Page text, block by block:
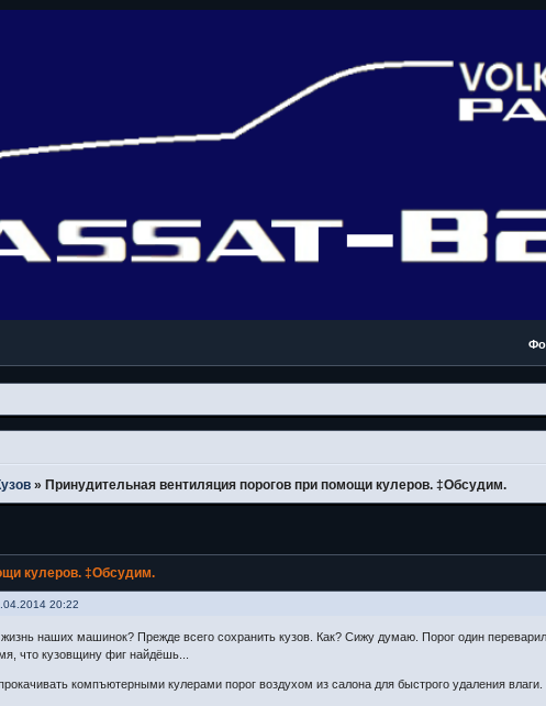
» Принудительная вентиляция порогов при помощи кулеров. ‡Обсудим.
кулеров. ‡Обсудим.
20:22
жизнь наших машинок? Прежде всего сохранить кузов. Как? Сижу думаю. Порог один
что кузовщину фиг найдёшь...
компъютерными кулерами порог воздухом из салона для быстрого удаления влаги.